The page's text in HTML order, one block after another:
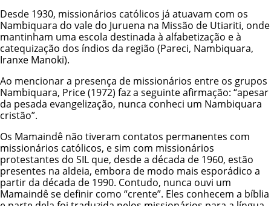
Desde 1930, missionários católicos já atuavam com os
Nambiquara do vale do Juruena na Missão de Utiariti, onde
mantinham uma escola destinada à alfabetização e à
catequização dos índios da região (Pareci, Nambiquara,
Iranxe Manoki).
Ao mencionar a presença de missionários entre os grupos
Nambiquara, Price (1972) faz a seguinte afirmação: “apesar
da pesada evangelização, nunca conheci um Nambiquara
cristão”.
Os Mamaindê não tiveram contatos permanentes com
missionários católicos, e sim com missionários
protestantes do SIL que, desde a década de 1960, estão
presentes na aldeia, embora de modo mais esporádico a
partir da década de 1990. Contudo, nunca ouvi um
Mamaindê se definir como “crente”. Eles conhecem a bíblia